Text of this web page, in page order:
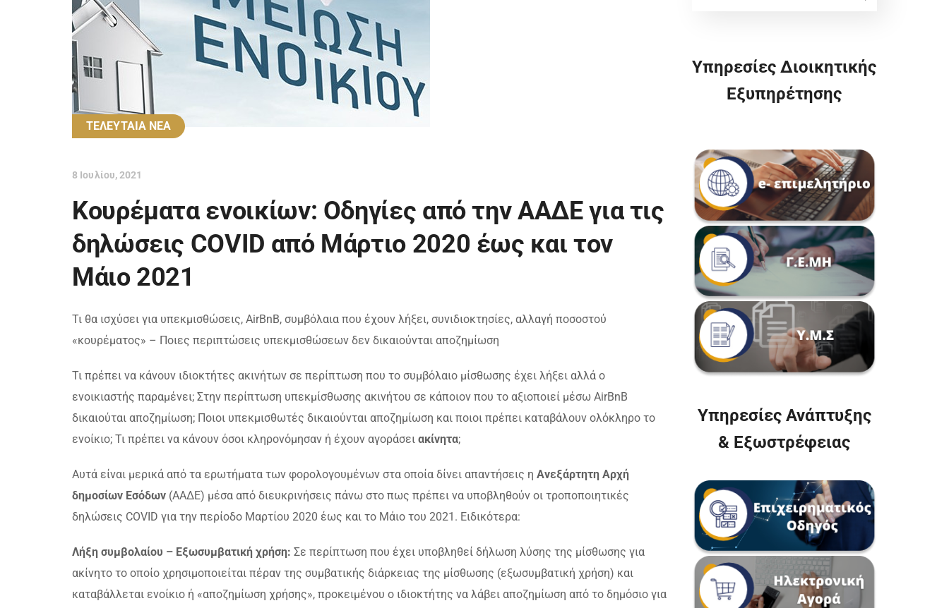
ΤΕΛΕΥΤΑΙΑ ΝΕΑ
8 Ιουλίου, 2021
Κουρέματα ενοικίων: Οδηγίες από την ΑΑΔΕ για τις
δηλώσεις COVID από Μάρτιο 2020 έως και τον
Μάιο 2021
Τι θα ισχύσει για υπεκμισθώσεις, AirBnB, συμβόλαια που έχουν λήξει, συνιδιοκτησίες, αλλαγή ποσοστού
«κουρέματος» – Ποιες περιπτώσεις υπεκμισθώσεων δεν δικαιούνται αποζημίωση
Τι πρέπει να κάνουν ιδιοκτήτες ακινήτων σε περίπτωση που το συμβόλαιο μίσθωσης έχει λήξει αλλά ο
ενοικιαστής παραμένει; Στην περίπτωση υπεκμίσθωσης ακινήτου σε κάποιον που το αξιοποιεί μέσω AirBnB
δικαιούται αποζημίωση; Ποιοι υπεκμισθωτές δικαιούνται αποζημίωση και ποιοι πρέπει καταβάλουν ολόκληρο το
ενοίκιο; Τι πρέπει να κάνουν όσοι κληρονόμησαν ή έχουν αγοράσει ακίνητα;
Αυτά είναι μερικά από τα ερωτήματα των φορολογουμένων στα οποία δίνει απαντήσεις η Ανεξάρτητη Αρχή
δημοσίων Εσόδων (ΑΑΔΕ) μέσα από διευκρινήσεις πάνω στο πως πρέπει να υποβληθούν οι τροποποιητικές
δηλώσεις COVID για την περίοδο Μαρτίου 2020 έως και το Μάιο του 2021. Ειδικότερα:
Λήξη συμβολαίου – Εξωσυμβατική χρήση: Σε περίπτωση που έχει υποβληθεί δήλωση λύσης της μίσθωσης για
ακίνητο το οποίο χρησιμοποιείται πέραν της συμβατικής διάρκειας της μίσθωσης (εξωσυμβατική χρήση) και
καταβάλλεται ενοίκιο ή «αποζημίωση χρήσης», προκειμένου ο ιδιοκτήτης να λάβει αποζημίωση από το δημόσιο για
Υπηρεσίες Διοικητικής
Εξυπηρέτησης
Υπηρεσίες Ανάπτυξης
& Εξωστρέφειας